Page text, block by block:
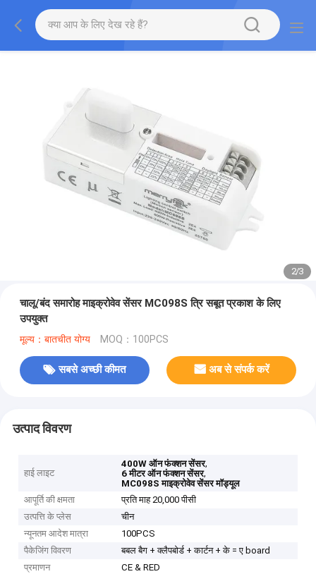
2/3
चालू/बंद समारोह माइक्रोवेव सेंसर MC098S त्रि सबूत प्रकाश के लिए
उपयुक्त
मूल्य：बातचीत योग्य MOQ：100PCS
सबसे अच्छी कीमत अब से संपर्क करें
उत्पाद विवरण
हाई लाइट
400W ऑन फंक्शन सेंसर,
6 मीटर ऑन फंक्शन सेंसर,
MC098S माइक्रोवेव सेंसर मॉड्यूल
आपूर्ति की क्षमता
प्रति माह 20,000 पीसी
उत्पत्ति के प्लेस
चीन
न्यूनतम आदेश मात्रा
100PCS
पैकेजिंग विवरण
बबल बैग + क्लैपबोर्ड + कार्टन + के = ए board
प्रमाणन
CE & RED